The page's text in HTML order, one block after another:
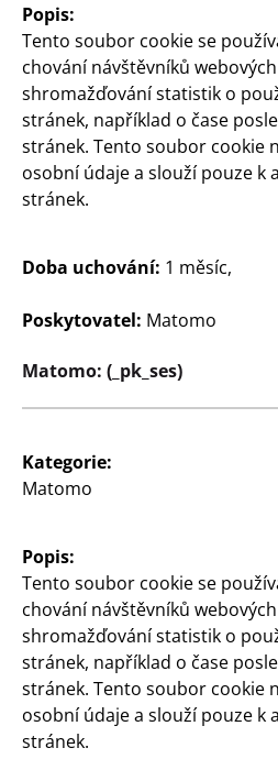
Dům a dekorace
Dekorativní podnos
s nožičkami, cca 33 x 16 x
9 cm, cena
180
Kč
Dům a dekorace
Mramorový podnos
cm, různé barvy, cena
Dům a dekorace
Popis:
Tento soubor cookie se
chování návštěvníků
shromažďování statistik o
stránek, například o čase
stránek. Tento soubor cookie
osobní údaje a slouží pouze k
stránek.
Doba uchování: 1 měsíc,
Poskytovatel: Matomo
Matomo: (_pk_ses)
Kategorie:
Matomo
Popis:
Tento soubor cookie se
chování návštěvníků
shromažďování statistik o
stránek, například o čase
stránek. Tento soubor cookie
osobní údaje a slouží pouze k
stránek.